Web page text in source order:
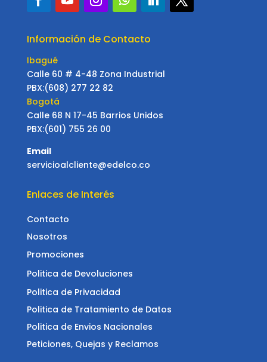
Información de Contacto
Ibagué
Calle 60 # 4-48 Zona Industrial
PBX:(608) 277 22 82
Bogotá
Calle 68 N 17-45 Barrios Unidos
PBX:(601) 755 26 00
Email
servicioalcliente@edelco.co
Enlaces de Interés
Contacto
Nosotros
Promociones
Politica de Devoluciones
Politica de Privacidad
Politica de Tratamiento de Datos
Politica de Envios Nacionales
Peticiones, Quejas y Reclamos